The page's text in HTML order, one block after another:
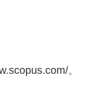
。